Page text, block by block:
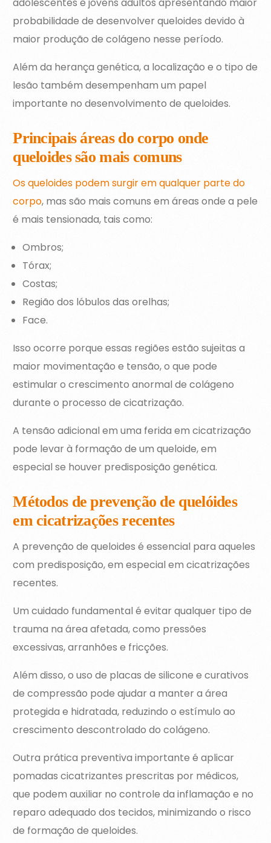
adolescentes e jovens adultos apresentando maior
probabilidade de desenvolver queloides devido à
maior produção de colágeno nesse período.
Além da herança genética, a localização e o tipo de
lesão também desempenham um papel
importante no desenvolvimento de queloides.
Principais áreas do corpo onde
queloides são mais comuns
Os queloides podem surgir em qualquer parte do
corpo, mas são mais comuns em áreas onde a pele
é mais tensionada, tais como:
Ombros;
Tórax;
Costas;
Região dos lóbulos das orelhas;
Face.
Isso ocorre porque essas regiões estão sujeitas a
maior movimentação e tensão, o que pode
estimular o crescimento anormal de colágeno
durante o processo de cicatrização.
A tensão adicional em uma ferida em cicatrização
pode levar à formação de um queloide, em
especial se houver predisposição genética.
Métodos de prevenção de quelóides
em cicatrizações recentes
A prevenção de queloides é essencial para aqueles
com predisposição, em especial em cicatrizações
recentes.
Um cuidado fundamental é evitar qualquer tipo de
trauma na área afetada, como pressões
excessivas, arranhões e fricções.
Além disso, o uso de placas de silicone e curativos
de compressão pode ajudar a manter a área
protegida e hidratada, reduzindo o estímulo ao
crescimento descontrolado do colágeno.
Outra prática preventiva importante é aplicar
pomadas cicatrizantes prescritas por médicos,
que podem auxiliar no controle da inflamação e no
reparo adequado dos tecidos, minimizando o risco
de formação de queloides.